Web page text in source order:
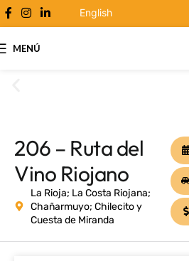
English
MENÚ
206 – Ruta del
Vino Riojano
La Rioja; La Costa Riojana;
Chañarmuyo; Chilecito y
Cuesta de Miranda